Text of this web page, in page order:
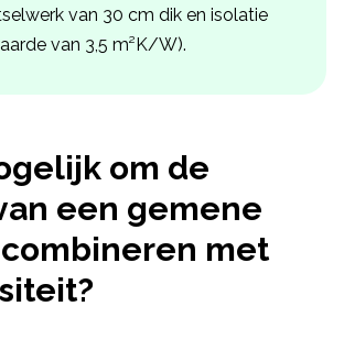
van 30 cm dik en isolatie
van 3,5 m²K/W).
om de
een gemene
met